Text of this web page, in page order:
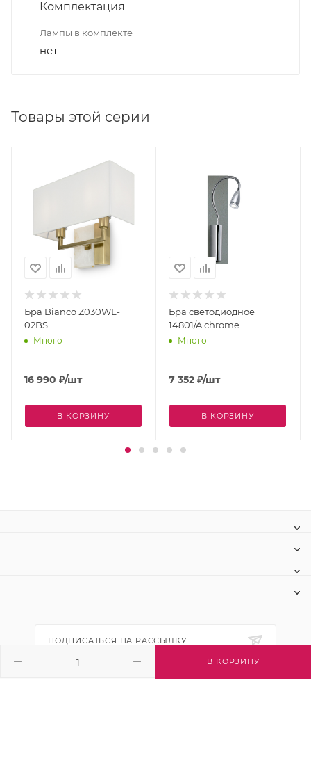
В КОРЗИНУ
Комплектация
Лампы в комплекте
нет
Товары этой серии
2835 IP65, 50 м, белый, двухрядная без проводов
Бра Bianco Z030WL-
02BS
Много
16 990 ₽/шт
В КОРЗИНУ
Бра светодиодное
14801/A сhrome
Много
7 352 ₽/шт
В КОРЗИНУ
ПОДПИСАТЬСЯ НА РАССЫЛКУ